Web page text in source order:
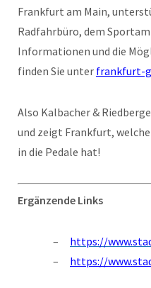
Frankfurt am Main,
Radfahrbüro, dem
Informationen und die
finden Sie unter frankfurt-
Also Kalbacher &
und zeigt Frankfurt,
in die Pedale hat!
Ergänzende Links
https://
https://